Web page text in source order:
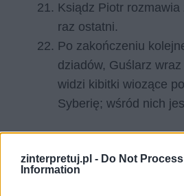
zinterpretuj.pl - Do Not
Information
Ksiądz Piotr rozmawia
raz ostatni.
Po zakończeniu
dziadów, Guślarz
widzi kibitki wiozące
Syberię; wśród nich
Czytaj także:
Dziady cz. III –
Jacek Soplica,